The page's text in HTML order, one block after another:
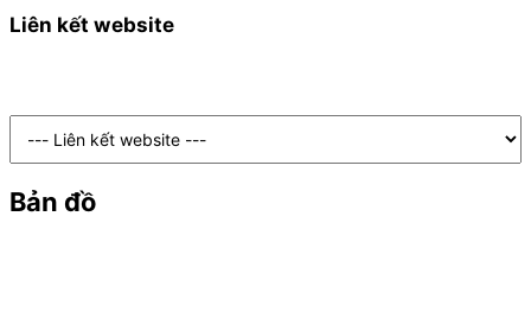
Liên kết website
Bản đồ